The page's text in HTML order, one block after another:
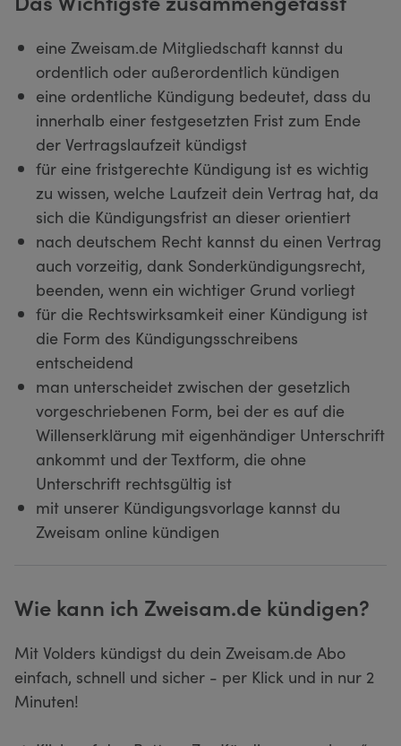
eine Zweisam.de Mitgliedschaft kannst du
ordentlich oder außerordentlich kündigen
eine ordentliche Kündigung bedeutet, dass du
innerhalb einer festgesetzten Frist zum Ende
der Vertragslaufzeit kündigst
für eine fristgerechte Kündigung ist es wichtig
zu wissen, welche Laufzeit dein Vertrag hat, da
sich die Kündigungsfrist an dieser orientiert
nach deutschem Recht kannst du einen Vertrag
auch vorzeitig, dank Sonderkündigungsrecht,
beenden, wenn ein wichtiger Grund vorliegt
für die Rechtswirksamkeit einer Kündigung ist
die Form des Kündigungsschreibens
entscheidend
man unterscheidet zwischen der gesetzlich
vorgeschriebenen Form, bei der es auf die
Willenserklärung mit eigenhändiger Unterschrift
ankommt und der Textform, die ohne
Unterschrift rechtsgültig ist
mit unserer Kündigungsvorlage kannst du
Zweisam online kündigen
Wie kann ich Zweisam.de kündigen?
Mit Volders kündigst du dein Zweisam.de Abo
einfach, schnell und sicher - per Klick und in nur 2
Minuten!